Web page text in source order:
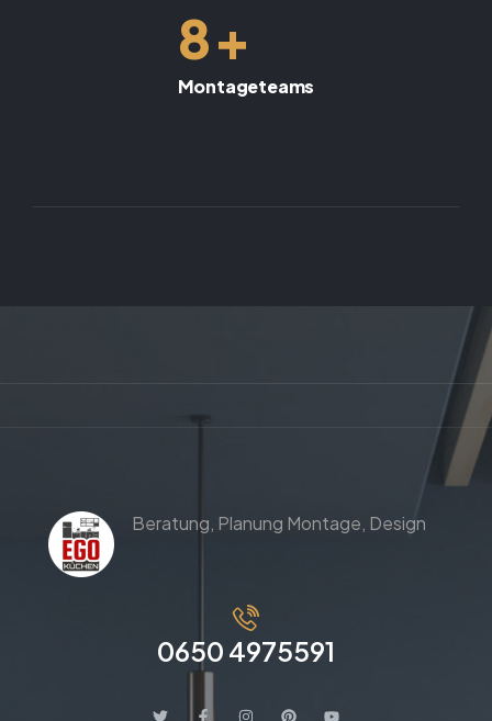
8+
Montageteams
Beratung, Planung Montage, Design
0650 4975591